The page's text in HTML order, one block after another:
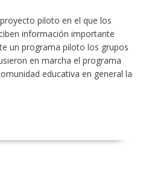
piloto en el que los
información importante
un programa piloto los grupos
en marcha el programa
educativa en general la